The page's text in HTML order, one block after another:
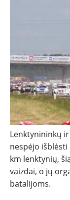
Lenktynininkų
nespėjo
km lenktynių,
vaizdai, o jų
batalijoms.